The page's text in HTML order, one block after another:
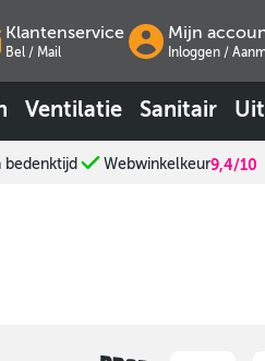
Klantenservice
Bel / Mail
Mijn
Inloggen /
Ventilatie Sanitair
bedenktijd Webwinkelkeur9,4/10